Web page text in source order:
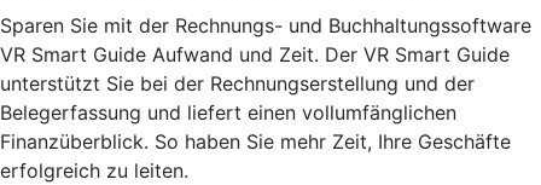
Sparen Sie mit der Rechnungs- und Buchhaltungssoftware
VR Smart Guide Aufwand und Zeit. Der VR Smart Guide
unterstützt Sie bei der Rechnungserstellung und der
Belegerfassung und liefert einen vollumfänglichen
Finanzüberblick. So haben Sie mehr Zeit, Ihre Geschäfte
erfolgreich zu leiten.